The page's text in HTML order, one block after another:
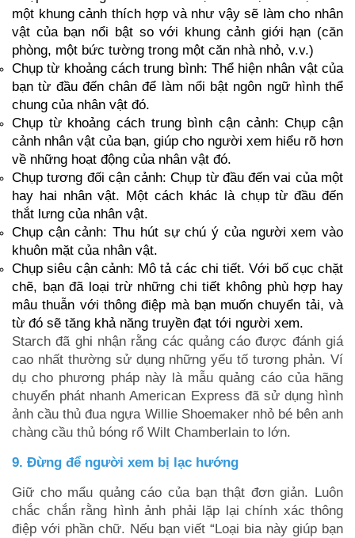
một khung cảnh thích hợp và như vậy sẽ làm cho nhân
vật của bạn nổi bật so với khung cảnh giới hạn (căn
phòng, một bức tường trong một căn nhà nhỏ, v.v.)
Chụp từ khoảng cách trung bình: Thể hiện nhân vật của
bạn từ đầu đến chân để làm nổi bật ngôn ngữ hình thể
chung của nhân vật đó.
Chụp từ khoảng cách trung bình cận cảnh: Chụp cận
cảnh nhân vật của bạn, giúp cho người xem hiểu rõ hơn
về những hoạt động của nhân vật đó.
Chụp tương đối cận cảnh: Chụp từ đầu đến vai của một
hay hai nhân vật. Một cách khác là chụp từ đầu đến
thắt lưng của nhân vật.
Chụp cận cảnh: Thu hút sự chú ý của người xem vào
khuôn mặt của nhân vật.
Chụp siêu cận cảnh: Mô tả các chi tiết. Với bố cục chặt
chẽ, bạn đã loại trừ những chi tiết không phù hợp hay
mâu thuẫn với thông điệp mà bạn muốn chuyển tải, và
từ đó sẽ tăng khả năng truyền đạt tới người xem.
Starch đã ghi nhận rằng các quảng cáo được đánh giá
cao nhất thường sử dụng những yếu tố tương phản. Ví
dụ cho phương pháp này là mẫu quảng cáo của hãng
chuyển phát nhanh American Express đã sử dụng hình
ảnh cầu thủ đua ngựa Willie Shoemaker nhỏ bé bên anh
chàng cầu thủ bóng rổ Wilt Chamberlain to lớn.
9. Đừng để người xem bị lạc hướng
Giữ cho mẩu quảng cáo của bạn thật đơn giản. Luôn
chắc chắn rằng hình ảnh phải lặp lại chính xác thông
điệp với phần chữ. Nếu bạn viết “Loại bia này giúp bạn